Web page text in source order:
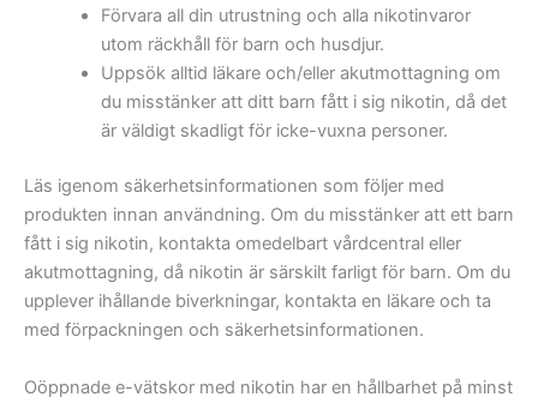
Förvara all din utrustning och alla nikotinvaror
utom räckhåll för barn och husdjur.
Uppsök alltid läkare och/eller akutmottagning om
du misstänker att ditt barn fått i sig nikotin, då det
är väldigt skadligt för icke-vuxna personer.
Läs igenom säkerhetsinformationen som följer med
produkten innan användning. Om du misstänker att ett barn
fått i sig nikotin, kontakta omedelbart vårdcentral eller
akutmottagning, då nikotin är särskilt farligt för barn. Om du
upplever ihållande biverkningar, kontakta en läkare och ta
med förpackningen och säkerhetsinformationen.
Oöppnade e-vätskor med nikotin har en hållbarhet på minst